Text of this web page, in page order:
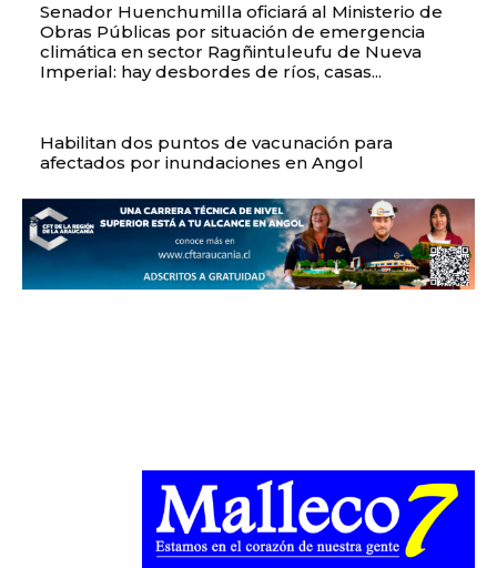
Senador Huenchumilla oficiará al Ministerio de
Obras Públicas por situación de emergencia
climática en sector Ragñintuleufu de Nueva
Imperial: hay desbordes de ríos, casas...
Habilitan dos puntos de vacunación para
afectados por inundaciones en Angol